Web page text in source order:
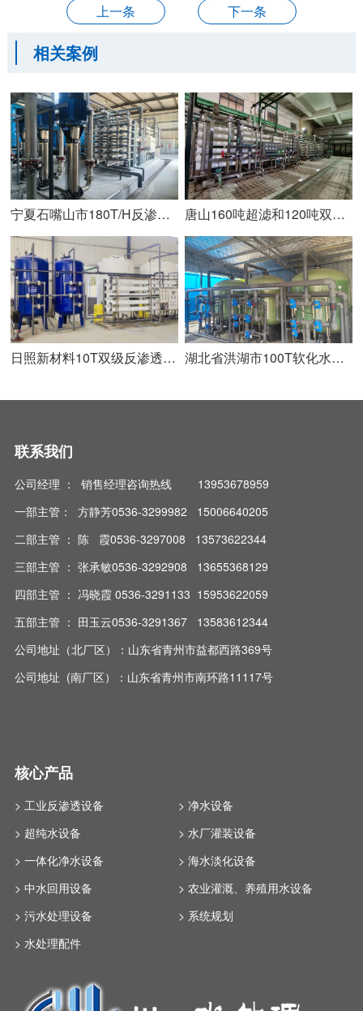
上一条 下一条
相关案例
宁夏石嘴山市180T/H反渗透设备安装调试完成 唐山160吨超滤和120吨双级反渗透+110吨EDI安装完成
日照新材料10T双级反渗透设备安装调试完成 湖北省洪湖市100T软化水设备安装调试完成
联系我们
公司经理 ： 销售经理咨询热线 13953678959
一部主管： 方静芳0536-3299982 15006640205
二部主管 ： 陈 霞0536-3297008 13573622344
三部主管 ： 张承敏0536-3292908 13655368129
四部主管 ： 冯晓霞 0536-3291133 15953622059
五部主管 ： 田玉云0536-3291367 13583612344
公司地址（北厂区）：山东省青州市益都西路369号
公司地址 (南厂区）：山东省青州市南环路11117号
核心产品
> 工业反渗透设备
> 净水设备
> 超纯水设备
> 水厂灌装设备
> 一体化净水设备
> 海水淡化设备
> 中水回用设备
> 农业灌溉、养殖用水设备
> 污水处理设备
> 系统规划
> 水处理配件